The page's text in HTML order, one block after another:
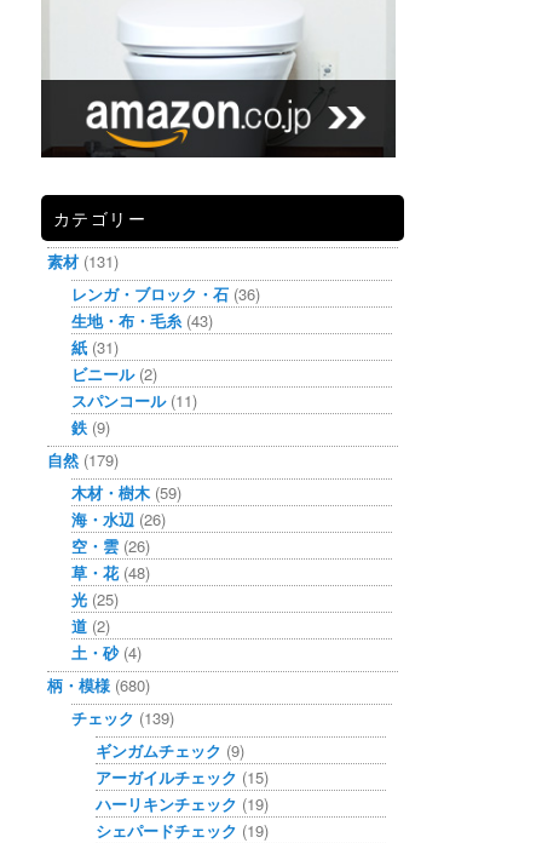
カテゴリー
素材 (131)
レンガ・ブロック・石 (36)
生地・布・毛糸(43)
紙 (31)
ビニール(2)
スパンコール(11)
鉄 (9)
自然 (179)
木材・樹木 (59)
海・水辺 (26)
空・雲 (26)
草・花(48)
光 (25)
道 (2)
土・砂(4)
柄・模様 (680)
チェック (139)
ギンガムチェック (9)
アーガイルチェック (15)
ハーリキンチェック (19)
シェパードチェック (19)